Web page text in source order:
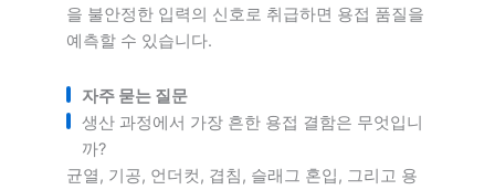
을 불안정한 입력의 신호로 취급하면 용접 품질을
예측할 수 있습니다.
자주 묻는 질문
생산 과정에서 가장 흔한 용접 결함은 무엇입니
까?
균열, 기공, 언더컷, 겹침, 슬래그 혼입, 그리고 용